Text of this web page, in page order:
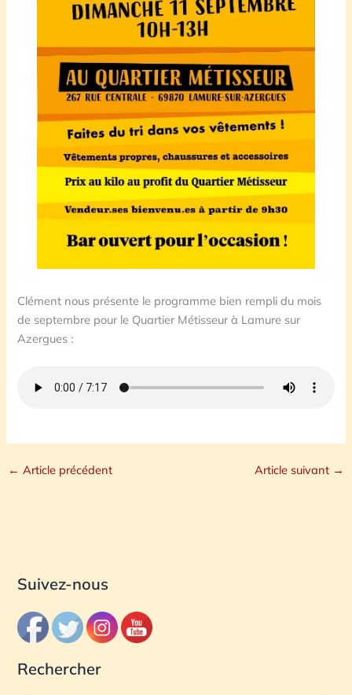
Clément nous présente le programme bien rempli du mois
de septembre pour le Quartier Métisseur à Lamure sur
Azergues :
← Article précédent Article suivant →
Suivez-nous
Rechercher